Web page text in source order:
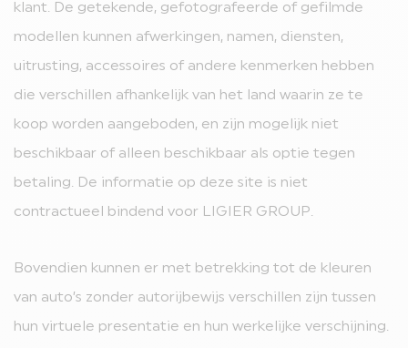
klant. De getekende, gefotografeerde of gefilmde
modellen kunnen afwerkingen, namen, diensten,
uitrusting, accessoires of andere kenmerken hebben
die verschillen afhankelijk van het land waarin ze te
koop worden aangeboden, en zijn mogelijk niet
beschikbaar of alleen beschikbaar als optie tegen
betaling. De informatie op deze site is niet
contractueel bindend voor LIGIER GROUP.
Bovendien kunnen er met betrekking tot de kleuren
van auto’s zonder autorijbewijs verschillen zijn tussen
hun virtuele presentatie en hun werkelijke verschijning.